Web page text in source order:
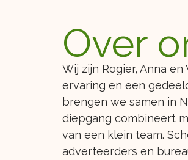
Over
Wij zijn Rogier, Anna
ervaring en een
brengen we samen in
diepgang combineert
van een klein team.
adverteerders en